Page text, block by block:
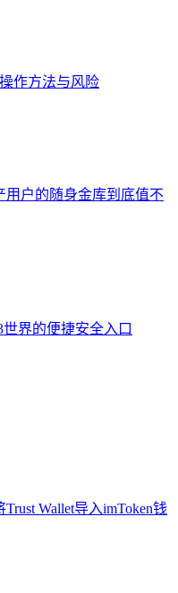
作方法与风险
用户的随身金库到底值不
世界的便捷安全入口
Wallet导入imToken钱